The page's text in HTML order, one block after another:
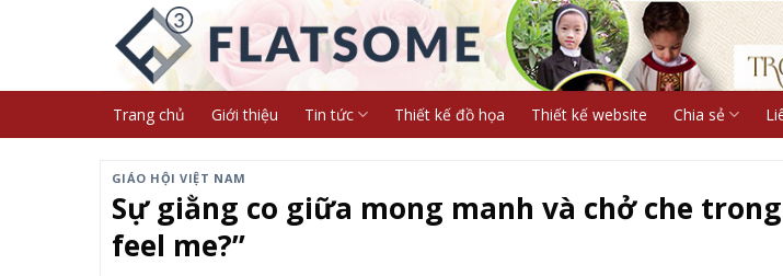
Trang chủ Giới thiệu Tin tức Thiết kế đồ họa Thiết kế website Chia sẻ
GIÁO HỘI VIỆT NAM
Sự giằng co giữa mong manh và chở che trong
feel me?”